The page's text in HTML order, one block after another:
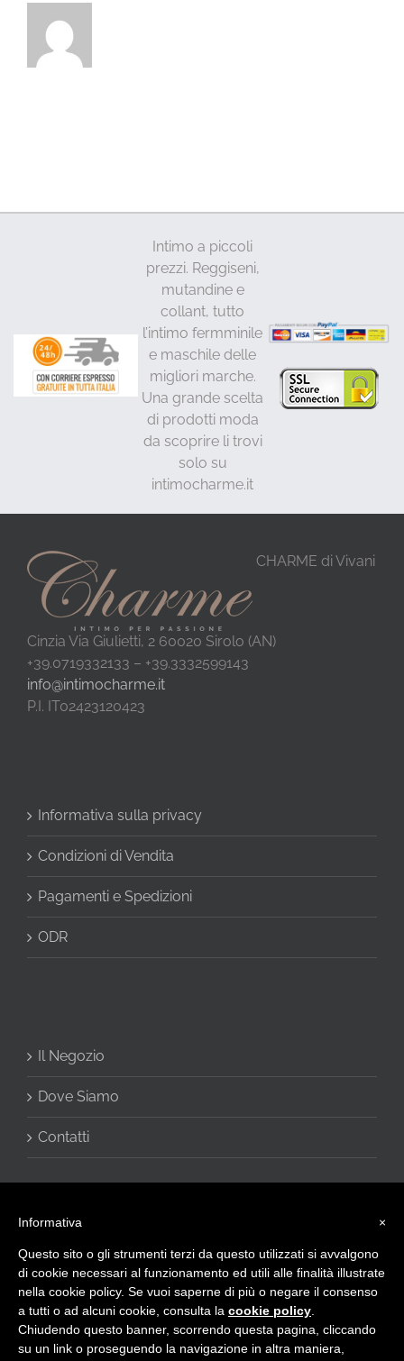
Intimo a piccoli
prezzi. Reggiseni,
mutandine e
collant, tutto
l’intimo fermminile
e maschile delle
migliori marche.
Una grande scelta
di prodotti moda
da scoprire li trovi
solo su
intimocharme.it
CHARME di Vivani
Cinzia Via Giulietti, 2 60020 Sirolo (AN)
+39.0719332133 – +39.3332599143
info@intimocharme.it
P.I. IT02423120423
Informativa sulla privacy
Condizioni di Vendita
Pagamenti e Spedizioni
ODR
Il Negozio
Dove Siamo
Contatti
© 2016 - CHARME di Vivani Cinzia - Via Giulietti, 2 60020 Sirolo (AN) -
Privacy Policy-info@intimocharme.it- +39.0719332133 -
+39.3332599143 - P.I. IT02423120423
×
Informativa
Questo sito o gli strumenti terzi da questo utilizzati si avvalgono
di cookie necessari al funzionamento ed utili alle finalità illustrate
nella cookie policy. Se vuoi saperne di più o negare il consenso
a tutti o ad alcuni cookie, consulta la cookie policy
Chiudendo questo banner, scorrendo questa pagina, cliccando
su un link o proseguendo la navigazione in altra maniera,